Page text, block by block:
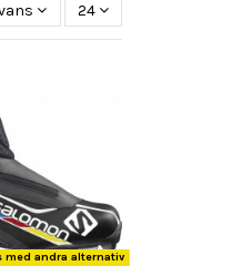
24
med andra alternativ